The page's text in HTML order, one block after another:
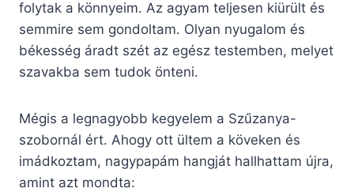
folytak a könnyeim. Az agyam teljesen kiürült és
semmire sem gondoltam. Olyan nyugalom és
békesség áradt szét az egész testemben, melyet
szavakba sem tudok önteni.
Mégis a legnagyobb kegyelem a Szűzanya-
szobornál ért. Ahogy ott ültem a köveken és
imádkoztam, nagypapám hangját hallhattam újra,
amint azt mondta: